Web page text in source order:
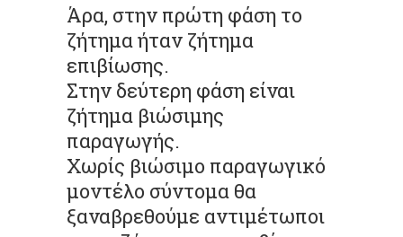
Άρα, στην πρώτη φάση το
ζήτημα ήταν ζήτημα
επιβίωσης.
Στην δεύτερη φάση είναι
ζήτημα βιώσιμης
παραγωγής.
Χωρίς βιώσιμο παραγωγικό
μοντέλο σύντομα θα
ξαναβρεθούμε αντιμέτωποι